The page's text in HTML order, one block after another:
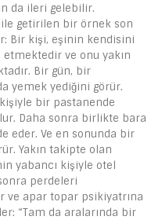
da ileri gelebilir.
getirilen bir örnek son
Bir kişi, eşinin kendisini
etmektedir ve onu yakın
Bir gün, bir
yemek yediğini görür.
bir pastanende
Daha sonra birlikte bara
eder. Ve en sonunda bir
Yakın takipte olan
yabancı kişiyle otel
perdeleri
ve apar topar psikiyatrına
“Tam da aralarında bir